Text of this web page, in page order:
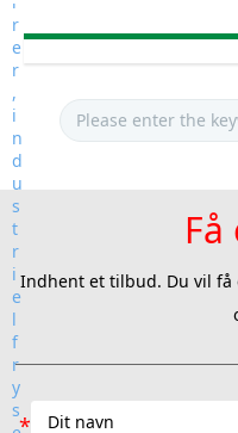
Indhent et tilbud. Du vil få